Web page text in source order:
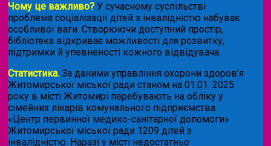
Чому це важливо? У сучасному суспільстві
проблема соціалізації дітей з інвалідністю набуває
особливої ваги. Створюючи доступний простір,
бібліотека відкриває можливості для розвитку,
підтримки й упевненості кожного відвідувача.
Статистика. За даними управління охорони здоров’я
Житомирської міської ради станом на 01.01. 2025
року в місті Житомирі перебувають на обліку у
сімейних лікарів комунального підприємства
«Центр первинної медико-санітарної допомоги»
Житомирської міської ради 1209 дітей з
інвалідністю. Наразі у місті недостатньо